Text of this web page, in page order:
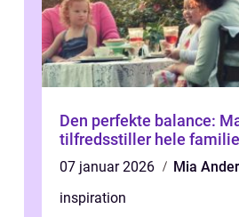
Den perfekte balance:
tilfredsstiller hele
07 januar 2026
Mia
inspiration